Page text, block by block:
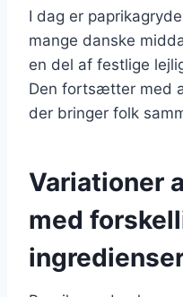
I dag er
mange danske
en del af festlige
Den fortsætter med
der bringer folk
Variationer
med